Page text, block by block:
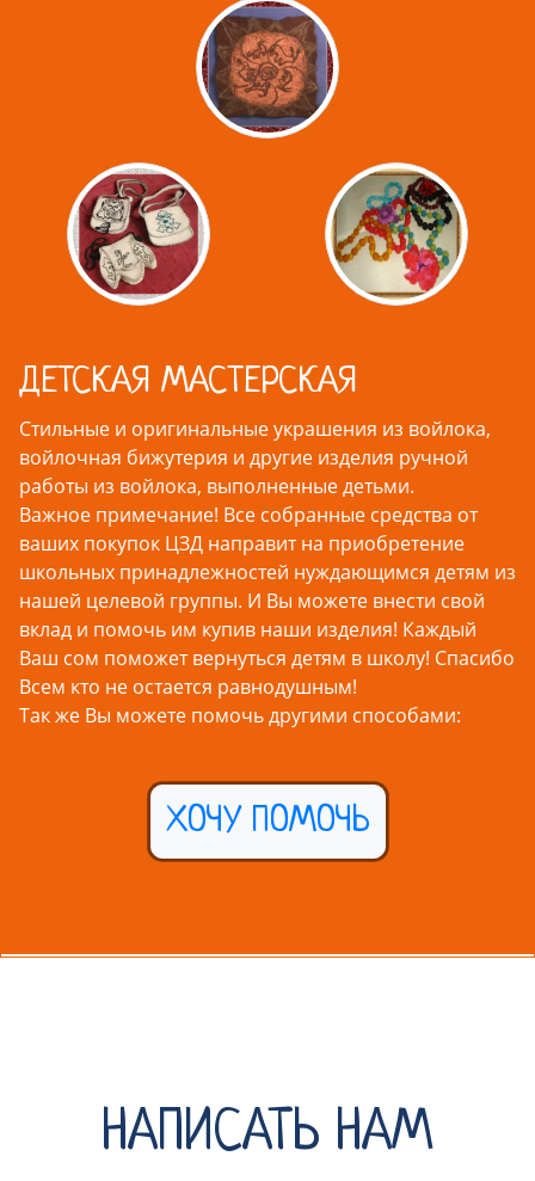
ДЕТСКАЯ МАСТЕРСКАЯ
Стильные и оригинальные украшения из войлока,
войлочная бижутерия и другие изделия ручной
работы из войлока, выполненные детьми.
Важное примечание! Все собранные средства от
ваших покупок ЦЗД направит на приобретение
школьных принадлежностей нуждающимся детям из
нашей целевой группы. И Вы можете внести свой
вклад и помочь им купив наши изделия! Каждый
Ваш сом поможет вернуться детям в школу! Спасибо
Всем кто не остается равнодушным!
Так же Вы можете помочь другими способами:
ХОЧУ ПОМОЧЬ
НАПИСАТЬ НАМ